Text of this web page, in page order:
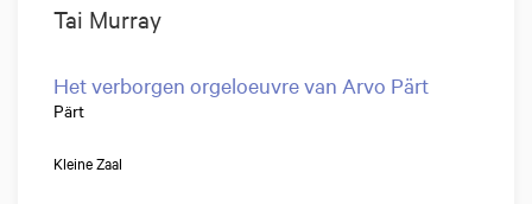
Tai Murray
Het verborgen orgeloeuvre van Arvo Pärt
Pärt
Kleine Zaal